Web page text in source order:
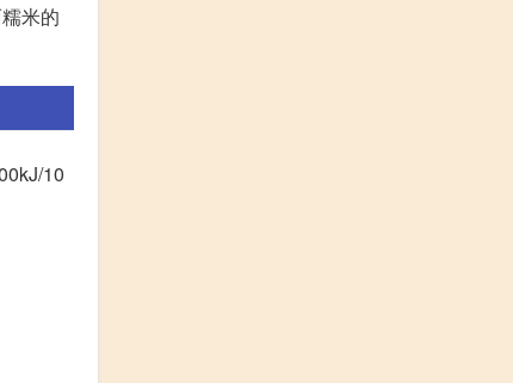
米的
10